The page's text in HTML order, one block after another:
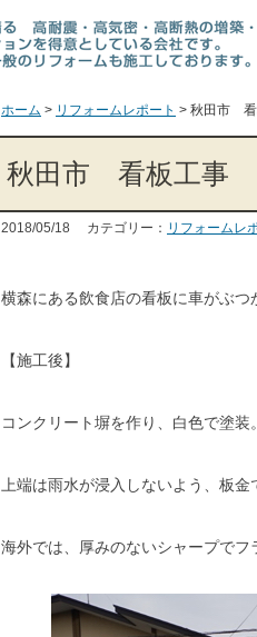
ホーム > リフォームレポート > 秋田市 看
秋田市 看板工事
2018/05/18 カテゴリー： リフォームレ
横森にある飲食店の看板に車がぶつ
【施工後】
コンクリート塀を作り、白色で塗装。
上端は雨水が浸入しないよう、板金
海外では、厚みのないシャープでフ